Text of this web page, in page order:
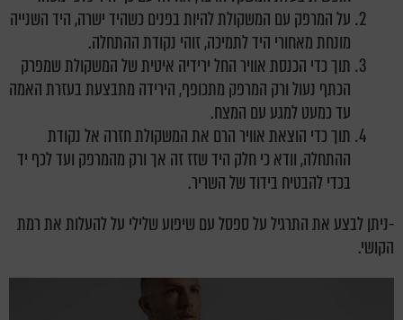
על המרפק עם המשקולת להיות בפנים כשהיד ישרה, היד השנייה
מונחת מאחורי היד לתמיכה, זוהי נקודת ההתחלה.
תוך כדי הכנסת אוויר החל ירידיה איטית של המשקולת שמפרק
הכתף נעול ורק המרפק מתכופף, הירידה מתבצעת בעזרת האמה
עד כמעט למגע עם המצח.
תוך כדי הוצאת אוויר הרם את המשקולת חזרה אל נקודת
ההתחלה, וודא כי חלק היד שזז זה אך ורק מהמרפק ועד לכף יד
בכדי להבטיח בידוד של השריר.
-ניתן לבצע את התרגיל על ספסל עם שיפוע שלילי על להעלות את רמת
הקושי.